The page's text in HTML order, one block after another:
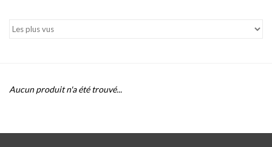
Badmode
Aucun produit n'a été trouvé...